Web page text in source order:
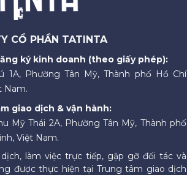
CỔ PHẦN TATINTA
ký kinh doanh (theo giấy phép):
1A, Phường Tân Mỹ, Thành phố Hồ Chí
Nam.
giao dịch & vận hành:
Mỹ Thái 2A, Phường Tân Mỹ, Thành phố
Việt Nam.
làm việc trực tiếp, gặp gỡ đối tác và
được thực hiện tại Trung tâm giao dịch